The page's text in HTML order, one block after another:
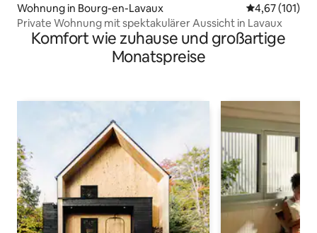
Wohnung in Bourg-en-Lavaux
4,67 (101)
Private Wohnung mit spektakulärer Aussicht in Lavaux
Komfort wie zuhause und großartige
Monatspreise